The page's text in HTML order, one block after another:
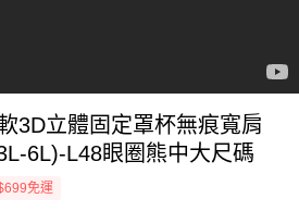
3D立體固定罩杯無痕寬肩
6L)-L48眼圈熊中大尺碼
免運